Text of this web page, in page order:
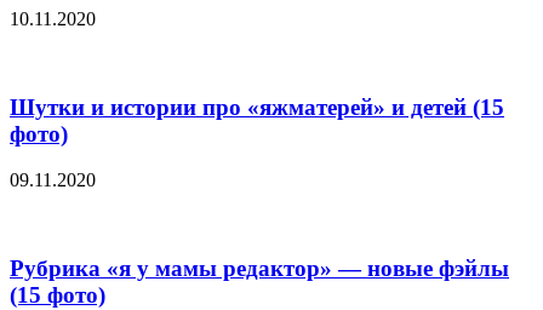
10.11.2020
Шутки и истории про «яжматерей» и детей (15
фото)
09.11.2020
Рубрика «я у мамы редактор» — новые фэйлы
(15 фото)